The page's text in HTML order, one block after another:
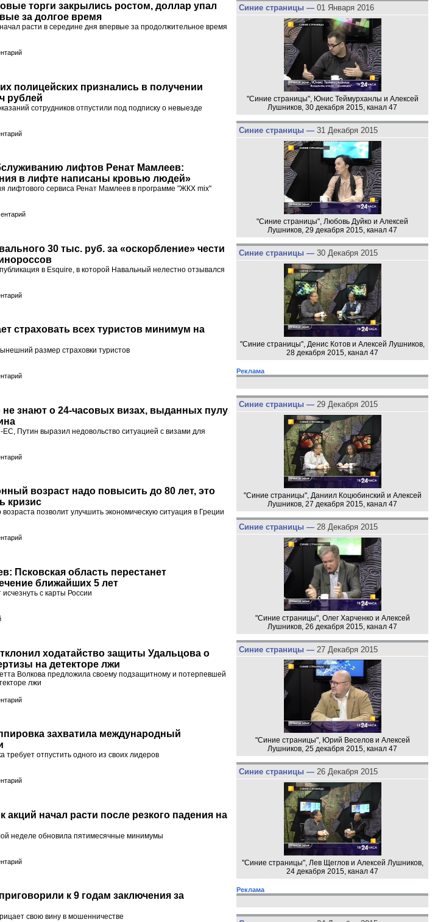
торги закрылись ростом, доллар упал
за долгое время
расти в середине дня впервые за продолжительное время
полицейских признались в получении
рублей
сотрудников отпустили под подписку о невыезде
лифтов Ренат Мамлеев:
в лифте написаны кровью людей»
лифтового сервиса Ренат Мамлеев в программе "ЖКХ mix"
30 тыс. руб. за «оскорбление» чести
в Esquire, в которой Навальный нелестно отзывался
страховать всех туристов минимум на
размер страховки туристов
не знают о 24-часовых визах, выданных пулу
Путин выразил недовольство ситуацией с визами для
возраст надо повысить до 80 лет, это
кризис
позволит улучшить экономическую ситуация в Греции
Псковская область перестанет
ближайших 5 лет
с карты России
ходатайство защиты Удальцова о
на детекторе лжи
Волкова предложила своему подзащитному и потерпевшей
лжи
захватила международный
требует отпустить одного из своих лидеров
акций начал расти после резкого падения на
неделе обновила пятимесячные минимумы
к 9 годам заключения за
свою вину в мошенничестве
Синие страницы — 01 Января 2016
"Синие страницы", Юнис Теймурханлы и Алексей
Лушников, 30 декабря 2015, канал 47
Синие страницы — 31 Декабря 2015
"Синие страницы", Любовь Дуйко и Алексей
Лушников, 29 декабря 2015, канал 47
Синие страницы — 30 Декабря 2015
"Синие страницы", Денис Котов и Алексей Лушников,
28 декабря 2015, канал 47
Реклама
Синие страницы — 29 Декабря 2015
"Синие страницы", Даниил Коцюбинский и Алексей
Лушников, 27 декабря 2015, канал 47
Синие страницы — 28 Декабря 2015
"Синие страницы", Олег Харченко и Алексей
Лушников, 26 декабря 2015, канал 47
Синие страницы — 27 Декабря 2015
"Синие страницы", Юрий Веселов и Алексей
Лушников, 25 декабря 2015, канал 47
Синие страницы — 26 Декабря 2015
"Синие страницы", Лев Щеглов и Алексей Лушников,
24 декабря 2015, канал 47
Реклама